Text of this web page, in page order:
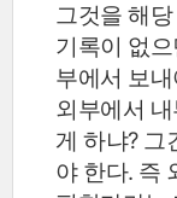
그것을 해
기록이 없
부에서 보
외부에서
게 하냐? 그
야 한다. 즉